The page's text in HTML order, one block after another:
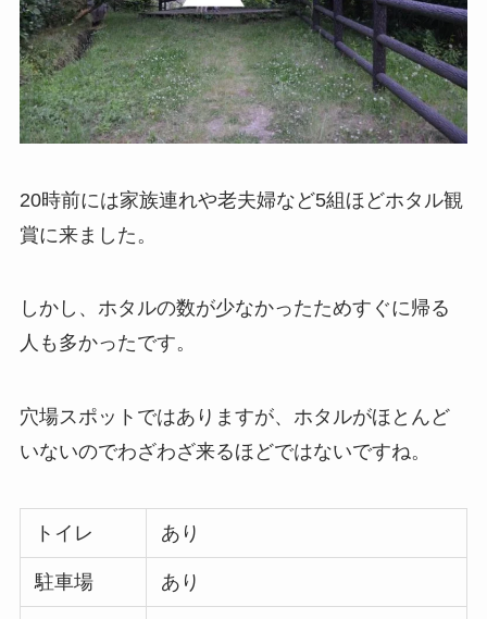
20時前には家族連れや老夫婦など5組ほどホタル観
賞に来ました。
しかし、ホタルの数が少なかったためすぐに帰る
人も多かったです。
穴場スポットではありますが、ホタルがほとんど
いないのでわざわざ来るほどではないですね。
トイレ あり
駐車場 あり